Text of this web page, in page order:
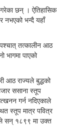
छन् । ऐतिहासिक
नभएको भन्दै यहाँ
तत्कालीन आठ
पाएको
आठ राज्यले बुद्धको
ससाना स्तूप
गर्न नदिएकाले
स्तूप मात्र पवित्र
सन् १८९९ मा उक्त